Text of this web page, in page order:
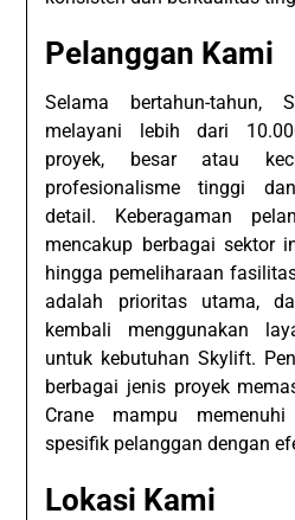
Pelanggan Kami
Selama bertahun-tahun,
melayani lebih dari
proyek, besar atau
profesionalisme tinggi
detail. Keberagaman
mencakup berbagai sektor
hingga pemeliharaan
adalah prioritas utama,
kembali menggunakan
untuk kebutuhan Skylift.
berbagai jenis proyek
Crane mampu
spesifik pelanggan dengan
Lokasi Kami